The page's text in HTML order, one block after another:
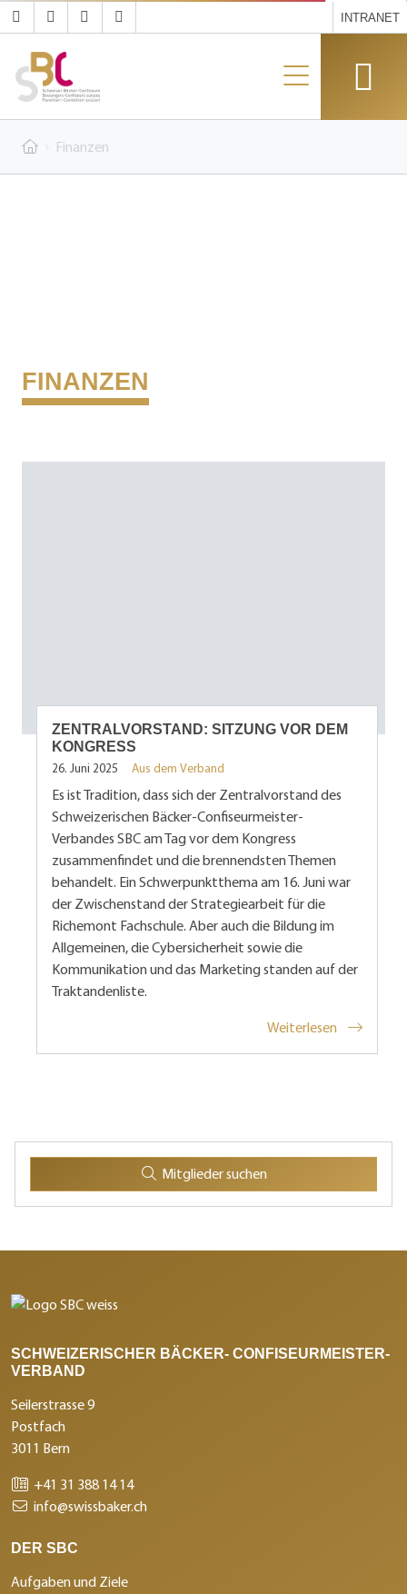
INTRANET
Finanzen
FINANZEN
ZENTRALVORSTAND: SITZUNG VOR DEM
KONGRESS
26. Juni 2025 Aus dem Verband
Es ist Tradition, dass sich der Zentralvorstand des
Schweizerischen Bäcker-Confiseurmeister-
Verbandes SBC am Tag vor dem Kongress
zusammenfindet und die brennendsten Themen
behandelt. Ein Schwerpunktthema am 16. Juni war
der Zwischenstand der Strategiearbeit für die
Richemont Fachschule. Aber auch die Bildung im
Allgemeinen, die Cybersicherheit sowie die
Kommunikation und das Marketing standen auf der
Traktandenliste.
Weiterlesen
Mitglieder suchen
SCHWEIZERISCHER BÄCKER- CONFISEURMEISTER-
VERBAND
Seilerstrasse 9
Postfach
3011 Bern
+41 31 388 14 14
info@swissbaker.ch
DER SBC
Aufgaben und Ziele